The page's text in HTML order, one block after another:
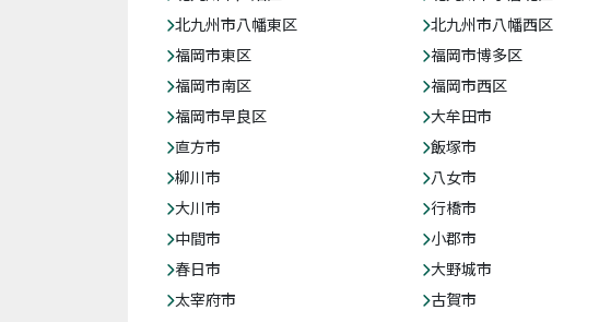
北九州市八幡東区
北九州市八幡西区
福岡市東区
福岡市博多区
福岡市南区
福岡市西区
福岡市早良区
大牟田市
直方市
飯塚市
柳川市
八女市
大川市
行橋市
中間市
小郡市
春日市
大野城市
太宰府市
古賀市